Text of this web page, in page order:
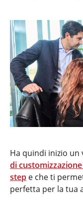
Ha quindi inizio
di
step e che ti
perfetta per la tua